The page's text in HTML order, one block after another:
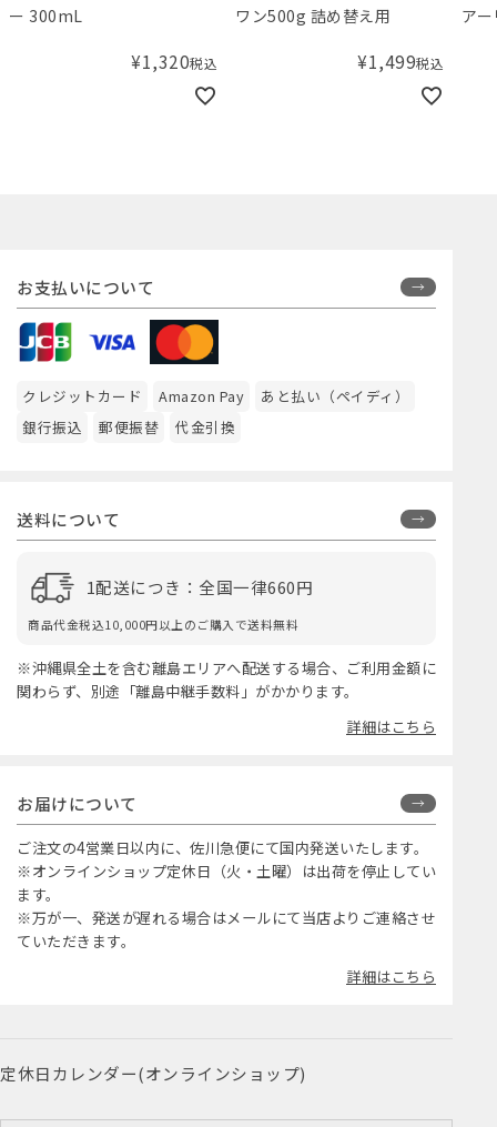
ー 300mL
¥1,320税込
ワン500g 詰め替え用
¥1,499税込
ア
お支払いについて
クレジットカード Amazon Pay
あと払い（ペイディ）
銀行振込
郵便振替 代金引換
送料について
1配送につき：全国一律660円
商品代金税込10,000円以上のご購入で送料無料
※沖縄県全土を含む離島エリアへ配送する場合、ご利用金額に
関わらず、別途「離島中継手数料」がかかります。
詳細はこちら
お届けについて
ご注文の4営業日以内に、佐川急便にて国内発送いたします。
※オンラインショップ定休日（火・土曜）は出荷を停止してい
ます。
※万が一、発送が遅れる場合はメールにて当店よりご連絡させ
ていただきます。
詳細はこちら
定休日カレンダー(オンラインショップ)